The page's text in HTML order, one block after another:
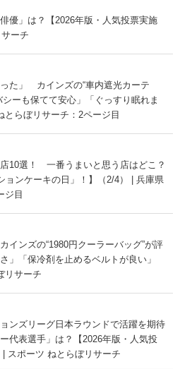
優」は？【2026年版・人気投票実施
ーチ
った」 カインズの“車内遮光カーテ
ーも保てて安心」「ぐっすり眠れま
とらぼリサーチ：2ページ目
10選！ 一番うまいと思う店はどこ？
ョンケーキの日」！】（2/4） | 兵庫県
ジ目
インズの“1980円クーラーバッグ”が評
「保冷剤を止めるベルトが良い」
リサーチ
ンズリーグ日本ラウンドで活躍を期待
代表選手」は？【2026年版・人気投
スポーツ ねとらぼリサーチ